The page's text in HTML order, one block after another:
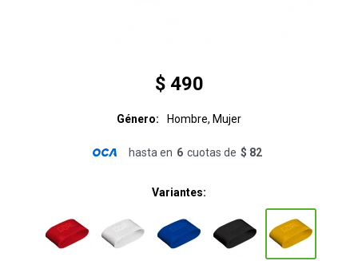
$ 490
Género Hombre, Mujer
hasta en 6 cuotas de $ 82
Variantes: